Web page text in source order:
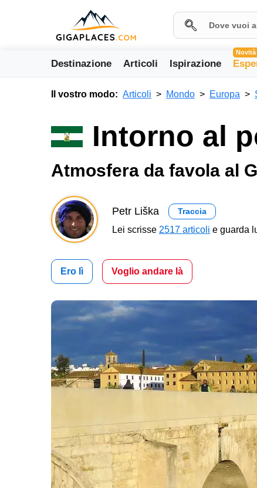
Destinazione Articoli Ispirazione
Novità
Il vostro modo: Articoli Mondo Europa
Intorno al
Atmosfera da favola al
Petr Liška Traccia
Lei scrisse 2517 articoli e guarda
Ero lì Voglio andare là